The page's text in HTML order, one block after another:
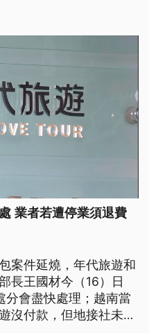
原本跟團行程無奈改為
業者若遭停業須退費
案件延燒，年代旅遊和
長王國材今（16）日
分會盡快處理；越南當
沒付款，但地接社未依